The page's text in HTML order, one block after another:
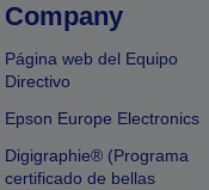
Company
Página web del Equipo
Directivo
Epson Europe Electronics
Digigraphie® (Programa
certificado de bellas